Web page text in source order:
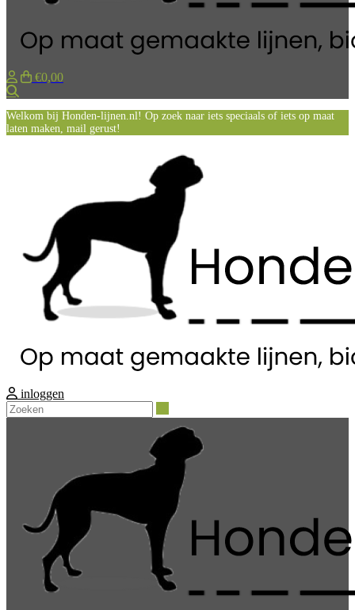
€0,00
Welkom bij Honden-lijnen.nl! Op zoek naar iets speciaals of iets op maat
laten maken, mail gerust!
inloggen